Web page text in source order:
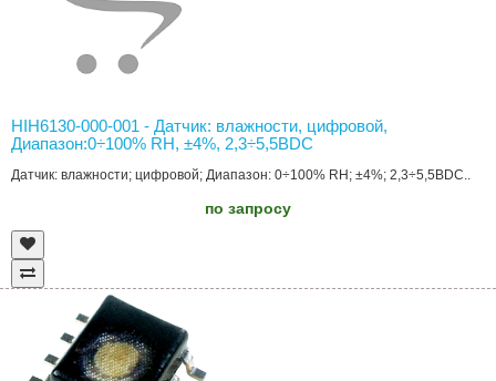
HIH6130-000-001 - Датчик: влажности, цифровой,
Диапазон:0÷100% RH, ±4%, 2,3÷5,5ВDC
Датчик: влажности; цифровой; Диапазон: 0÷100% RH; ±4%; 2,3÷5,5ВDC..
по запросу